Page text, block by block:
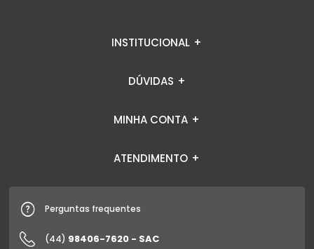
INSTITUCIONAL
DÚVIDAS
MINHA CONTA
ATENDIMENTO
Perguntas frequentes
(44) 98406-7620 - SAC